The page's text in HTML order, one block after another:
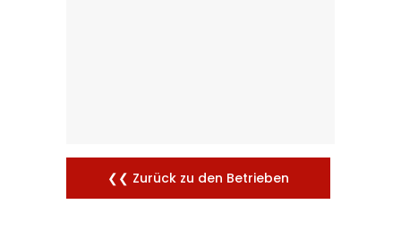
❮❮ Zurück zu den Betrieben